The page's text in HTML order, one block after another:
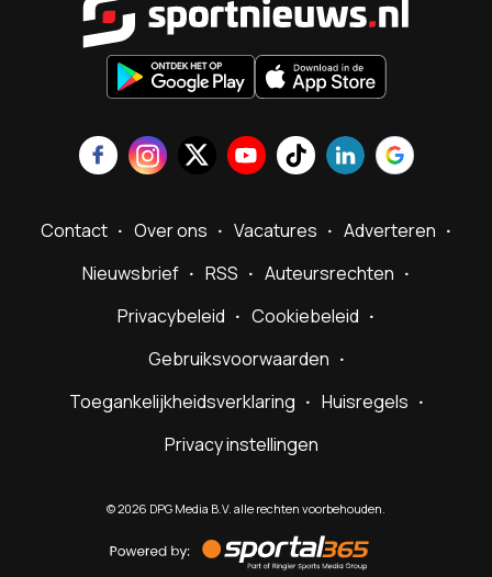
Contact Over ons Vacatures
Adverteren
Nieuwsbrief
RSS
Auteursrechten
Privacybeleid
Cookiebeleid
Gebruiksvoorwaarden
Toegankelijkheidsverklaring
Huisregels
Privacy instellingen
©2026 DPG Media B.V. alle rechten voorbehouden.
by
Sportal365